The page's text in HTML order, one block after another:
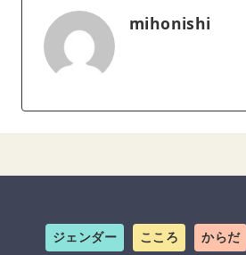
mihonishi
ジェンダー こころ からだ